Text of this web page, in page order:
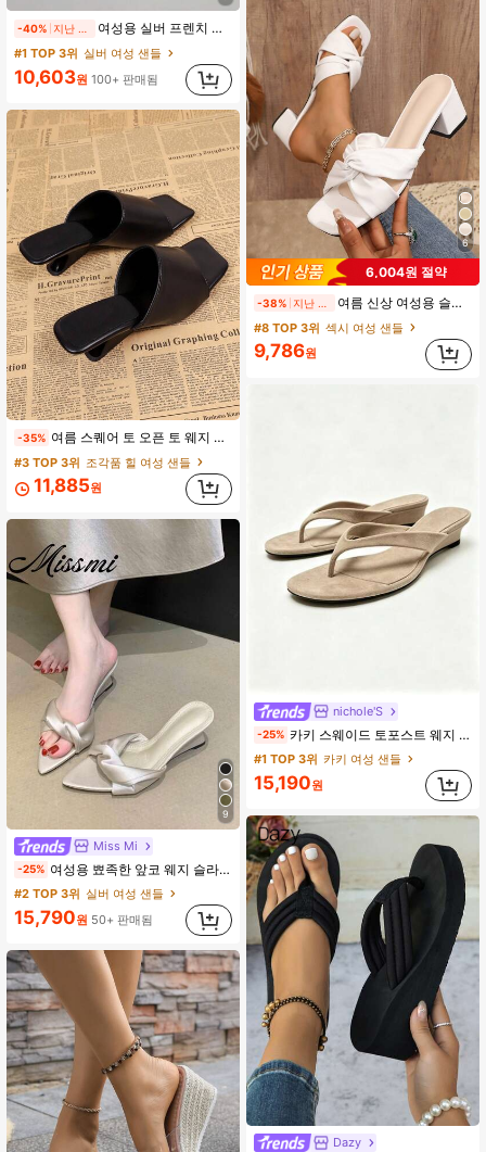
-40% 여성용 실버 프렌치 스퀘어 토 멀티 스트랩 매듭 슬리퍼 하이힐 샌들, 패셔너블한 미니멀리스트 우아한 스타일, 드레스, 파티 등에 적합, 2025년 여름 신상
#1 TOP 3위 실버 여성 샌들
10,603원 100+ 판매됨
-35% 여름 스퀘어 토 오픈 토 웨지 샌들, 편안하고 다용도 슬립온 여성용 하이힐 샌들
#3 TOP 3위 조각품 힐 여성 샌들
11,885원
9
Miss Mi
-25% 여성용 뾰족한 앞코 웨지 슬라이드 샌들, 새로운 여름 슬립온 뮬, 니치 디자인 하이힐 슈즈
#2 TOP 3위 실버 여성 샌들
15,790원 50+ 판매됨
6
6,004원 절약
-38% 여름 신상 여성용 슬리퍼 굵은 굽 크리스크로스 슬립온 하이힐 캐주얼 패션 샌들
#8 TOP 3위 섹시 여성 샌들
9,786원
nichole'S
-25% 카키 스웨이드 토포스트 웨지 플립플롭 2026 여름 신상 여성 신발 야외 캐주얼 샌들 통근 레저 슈즈, 플립플롭, 휴가 필수품
#1 TOP 3위 카키 여성 샌들
15,190원
Dazy